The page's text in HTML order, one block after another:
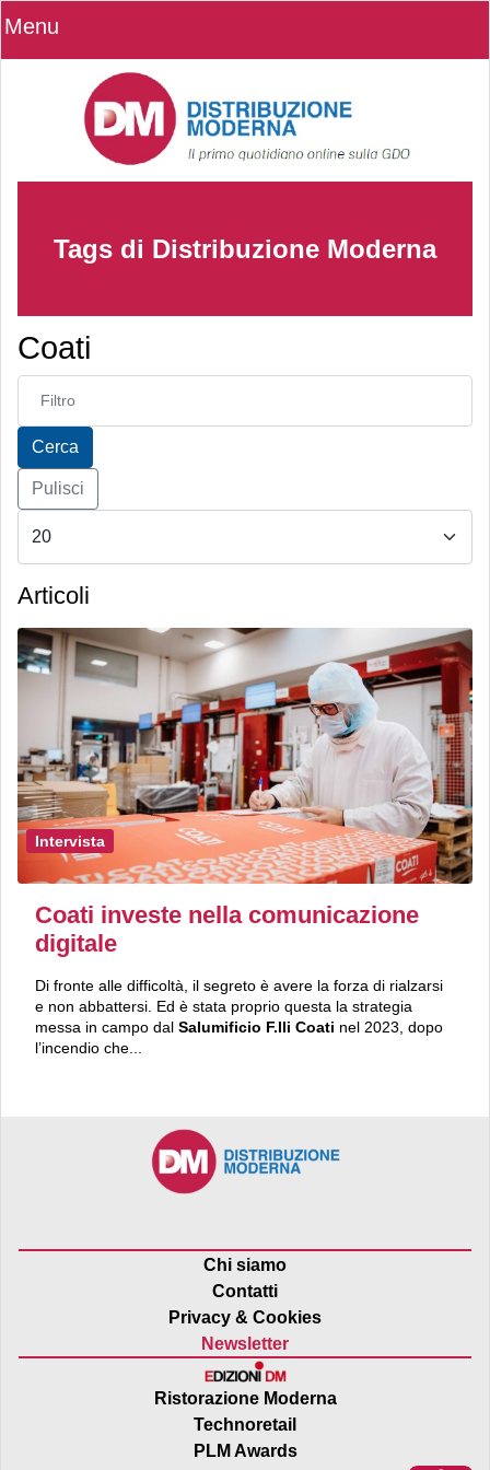
Menu
Tags di Distribuzione Moderna
Coati
Inserisci parte del titolo
Cerca
Pulisci
Articoli
Intervista
Coati investe nella comunicazione
digitale
Di fronte alle difficoltà, il segreto è avere la forza di rialzarsi
e non abbattersi. Ed è stata proprio questa la strategia
messa in campo dal Salumificio F.lli Coati nel 2023, dopo
l’incendio che...
Chi siamo
Contatti
Privacy & Cookies
Newsletter
Ristorazione Moderna
Technoretail
PLM Awards